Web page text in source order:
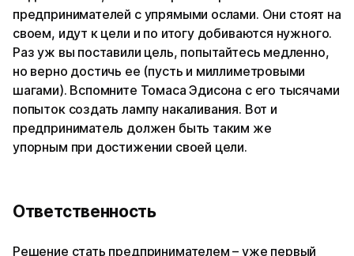
предпринимателей с упрямыми ослами. Они стоят на
своем, идут к цели и по итогу добиваются нужного.
Раз уж вы поставили цель, попытайтесь медленно,
но верно достичь ее (пусть и миллиметровыми
шагами). Вспомните Томаса Эдисона с его тысячами
попыток создать лампу накаливания. Вот и
предприниматель должен быть таким же
упорным при достижении своей цели.
Ответственность
Решение стать предпринимателем – уже первый